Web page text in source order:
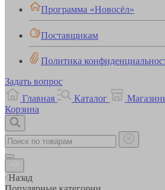
Программа «Новосёл»
Поставщикам
Политика
Задать вопрос
Главная
Каталог
Корзина
Назад